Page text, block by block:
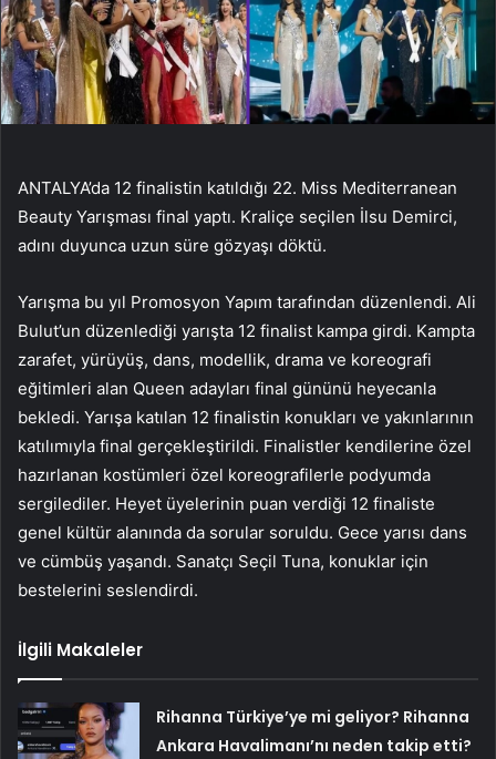
ANTALYA’da 12 finalistin katıldığı 22. Miss Mediterranean
Beauty Yarışması final yaptı. Kraliçe seçilen İlsu Demirci,
adını duyunca uzun süre gözyaşı döktü.
Yarışma bu yıl Promosyon Yapım tarafından düzenlendi. Ali
Bulut’un düzenlediği yarışta 12 finalist kampa girdi. Kampta
zarafet, yürüyüş, dans, modellik, drama ve koreografi
eğitimleri alan Queen adayları final gününü heyecanla
bekledi. Yarışa katılan 12 finalistin konukları ve yakınlarının
katılımıyla final gerçekleştirildi. Finalistler kendilerine özel
hazırlanan kostümleri özel koreografilerle podyumda
sergilediler. Heyet üyelerinin puan verdiği 12 finaliste
genel kültür alanında da sorular soruldu. Gece yarısı dans
ve cümbüş yaşandı. Sanatçı Seçil Tuna, konuklar için
bestelerini seslendirdi.
İlgili Makaleler
Rihanna Türkiye’ye mi geliyor? Rihanna
Ankara Havalimanı’nı neden takip etti?